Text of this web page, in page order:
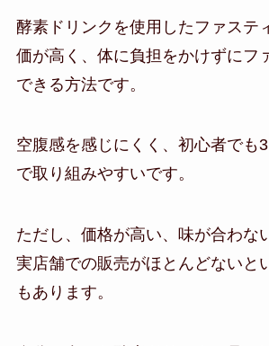
酵素ドリンクを使用したファステ
価が高く、体に負担をかけずにフ
できる方法です。
空腹感を感じにくく、初心者でも
で取り組みやすいです。
ただし、価格が高い、味が合わな
実店舗での販売がほとんどないと
もあります。